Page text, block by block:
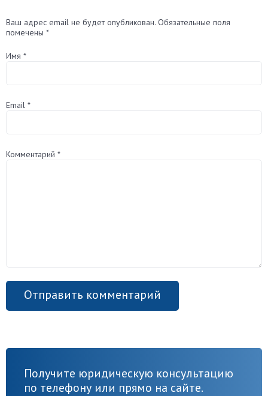
Ваш адрес email не будет опубликован. Обязательные поля
помечены *
Имя *
Email *
Комментарий *
Получите юридическую консультацию
по телефону или прямо на сайте.